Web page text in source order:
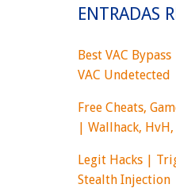
ENTRADAS
Best VAC
VAC Undetected
Free Cheats,
| Wallhack,
Legit Hacks |
Stealth Injection